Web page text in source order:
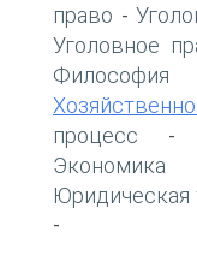
право -
Уголовное
Философия
процесс -
Экономика
Юридическая
-